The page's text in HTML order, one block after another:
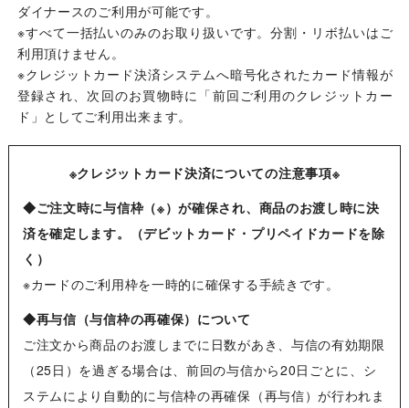
ダイナースのご利用が可能です。
※すべて一括払いのみのお取り扱いです。分割・リボ払いはご
利用頂けません。
※クレジットカード決済システムへ暗号化されたカード情報が
登録され、次回のお買物時に「前回ご利用のクレジットカー
ド」としてご利用出来ます。
※クレジットカード決済についての注意事項※
◆ご注文時に与信枠（※）が確保され、商品のお渡し時に決
済を確定します。（デビットカード・プリペイドカードを除
く）
※カードのご利用枠を一時的に確保する手続きです。
◆再与信（与信枠の再確保）について
ご注文から商品のお渡しまでに日数があき、与信の有効期限
（25日）を過ぎる場合は、前回の与信から20日ごとに、シ
ステムにより自動的に与信枠の再確保（再与信）が行われま